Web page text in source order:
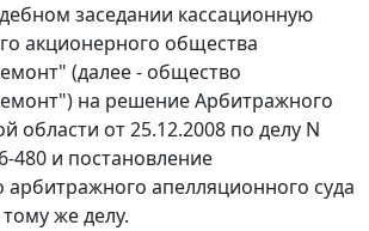
заседании кассационную
акционерного общества
(далее - общество
на решение Арбитражного
области от 25.12.2008 по делу N
480 и постановление
арбитражного апелляционного суда
же делу.